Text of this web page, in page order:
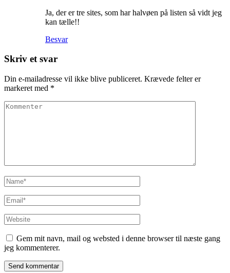
Ja, der er tre sites, som har halvøen på listen så vidt jeg
kan tælle!!
Besvar
Skriv et svar
Din e-mailadresse vil ikke blive publiceret. Krævede felter er
markeret med *
Kommenter
Name*
Email*
Website
Gem mit navn, mail og websted i denne browser til næste gang
jeg kommenterer.